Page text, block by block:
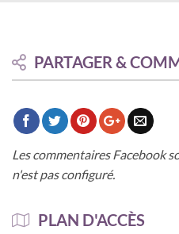
PARTAGER &
Les commentaires Facebook
n'est pas configuré.
PLAN D'ACCÈS